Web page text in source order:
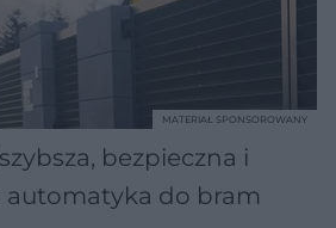
bezpieczna i
automatyka do bram
MATERIAŁ SPONSOROWANY